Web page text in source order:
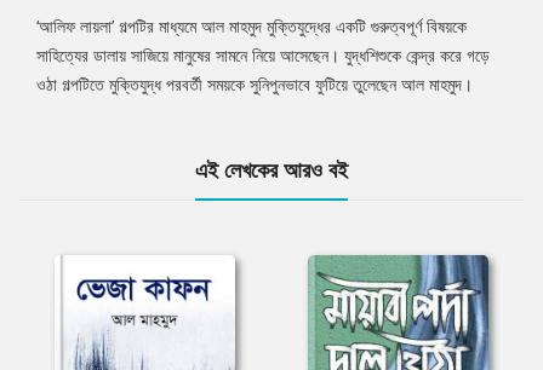
Tab
Article
‘আলিফ লায়লা’ গল্পটির মাধ্যমে আল মাহমুদ মুক্তিযুদ্ধের একটি গুরুত্বপূর্ণ বিষয়কে
সাহিত্যের ডালায় সাজিয়ে মানুষের সামনে নিয়ে আসেছেন। যুদ্ধশিশুকে কেন্দ্র করে গড়ে
ওঠা গল্পটিতে মুক্তিযুদ্ধ পরবর্তী সময়কে সুনিপুনভাবে ফুটিয়ে তুলেছেন আল মাহমুদ।
এই লেখকের আরও বই